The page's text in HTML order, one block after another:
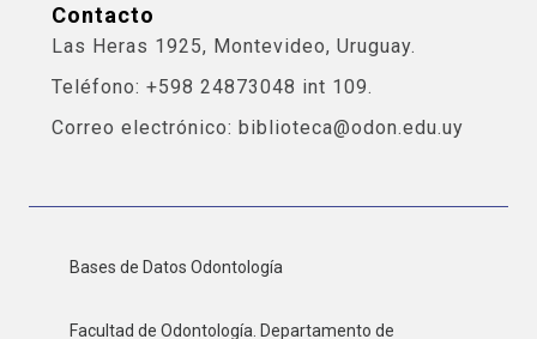
Contacto
Las Heras 1925, Montevideo, Uruguay.
Teléfono: +598 24873048 int 109.
Correo electrónico: biblioteca@odon.edu.uy
Bases de Datos Odontología
Facultad de Odontología. Departamento de